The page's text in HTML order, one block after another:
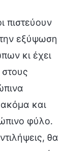
πιστεύουν
εξύψωση
κι έχει
ακόμα και
φύλο.
θα